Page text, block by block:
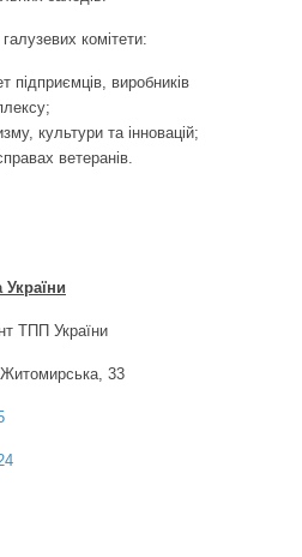
комітети:
підприємців, виробників
культури та інновацій;
ветеранів.
ТПП України
33